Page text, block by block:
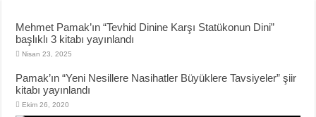
Mehmet Pamak’ın “Tevhid Dinine Karşı Statükonun Dini”
başlıklı 3 kitabı yayınlandı
Nisan 23, 2025
Pamak’ın “Yeni Nesillere Nasihatler Büyüklere Tavsiyeler” şiir
kitabı yayınlandı
Ekim 26, 2020